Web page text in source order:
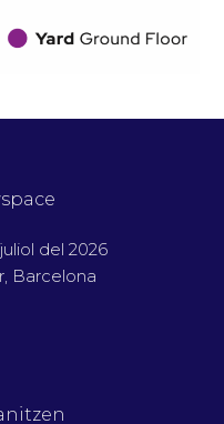
del 2026
Barcelona